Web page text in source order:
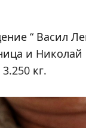
“ Васил
и
кг.